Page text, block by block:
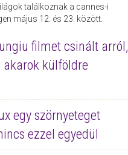
találkoznak a cannes-i
május 12. és 23. között.
filmet csinált arról,
külföldre
egy szörnyeteget
ezzel egyedül